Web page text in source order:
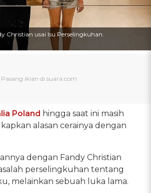
Christian usai Isu Perselingkuhan.
Poland hingga saat ini masih
alasan cerainya dengan
dengan Fandy Christian
perselingkuhan tentang
melainkan sebuah luka lama.